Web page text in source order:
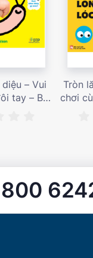
– Vui
tay – Bé
Tròn
chơi